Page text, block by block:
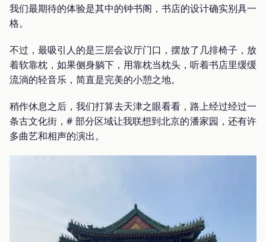
我们最期待的体验是其中的钟书阁，书店的设计确实别具一
格。
不过，最吸引人的是三层会议厅门口，摆放了几排椅子，放
着软靠枕，如果侧身躺下，用靠枕当枕头，听着书店里缓缓
流淌的轻音乐，简直是完美的小憩之地。
稍作休息之后，我们打算去天津之眼看看，路上经过经过一
条古文化街，# 部分区域让我联想到北京的潘家园，还有许
多曲艺和相声的演出。